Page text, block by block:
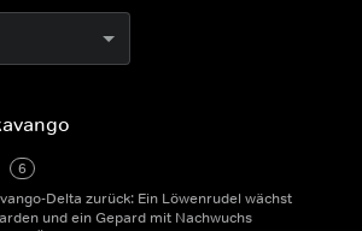
6
Delta zurück: Ein Löwenrudel wächst
und ein Gepard mit Nachwuchs